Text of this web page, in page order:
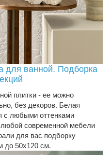
для ванной. Подборка
плитки - ее можно
без декоров. Белая
с любыми оттенками
современной мебели
для вас подборку
до 50х120 см.